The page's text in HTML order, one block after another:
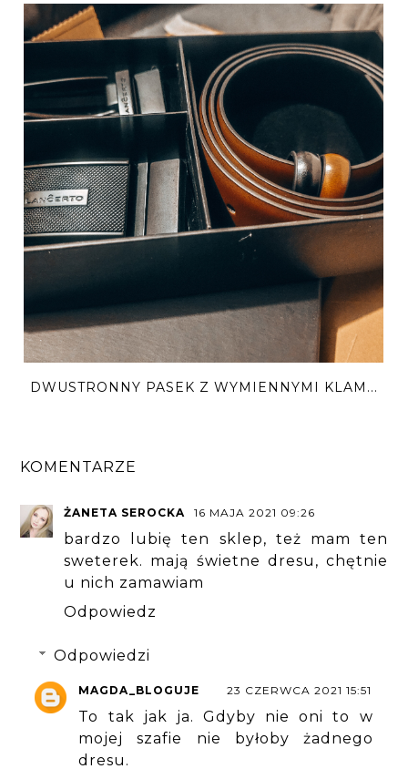
DWUSTRONNY PASEK Z WYMIENNYMI KLAM...
KOMENTARZE
ŻANETA SEROCKA 16 MAJA 2021 09:26
bardzo lubię ten sklep, też mam ten
sweterek. mają świetne dresu, chętnie
u nich zamawiam
Odpowiedz
Odpowiedzi
MAGDA_BLOGUJE 23 CZERWCA 2021 15:51
To tak jak ja. Gdyby nie oni to w
mojej szafie nie byłoby żadnego
dresu.